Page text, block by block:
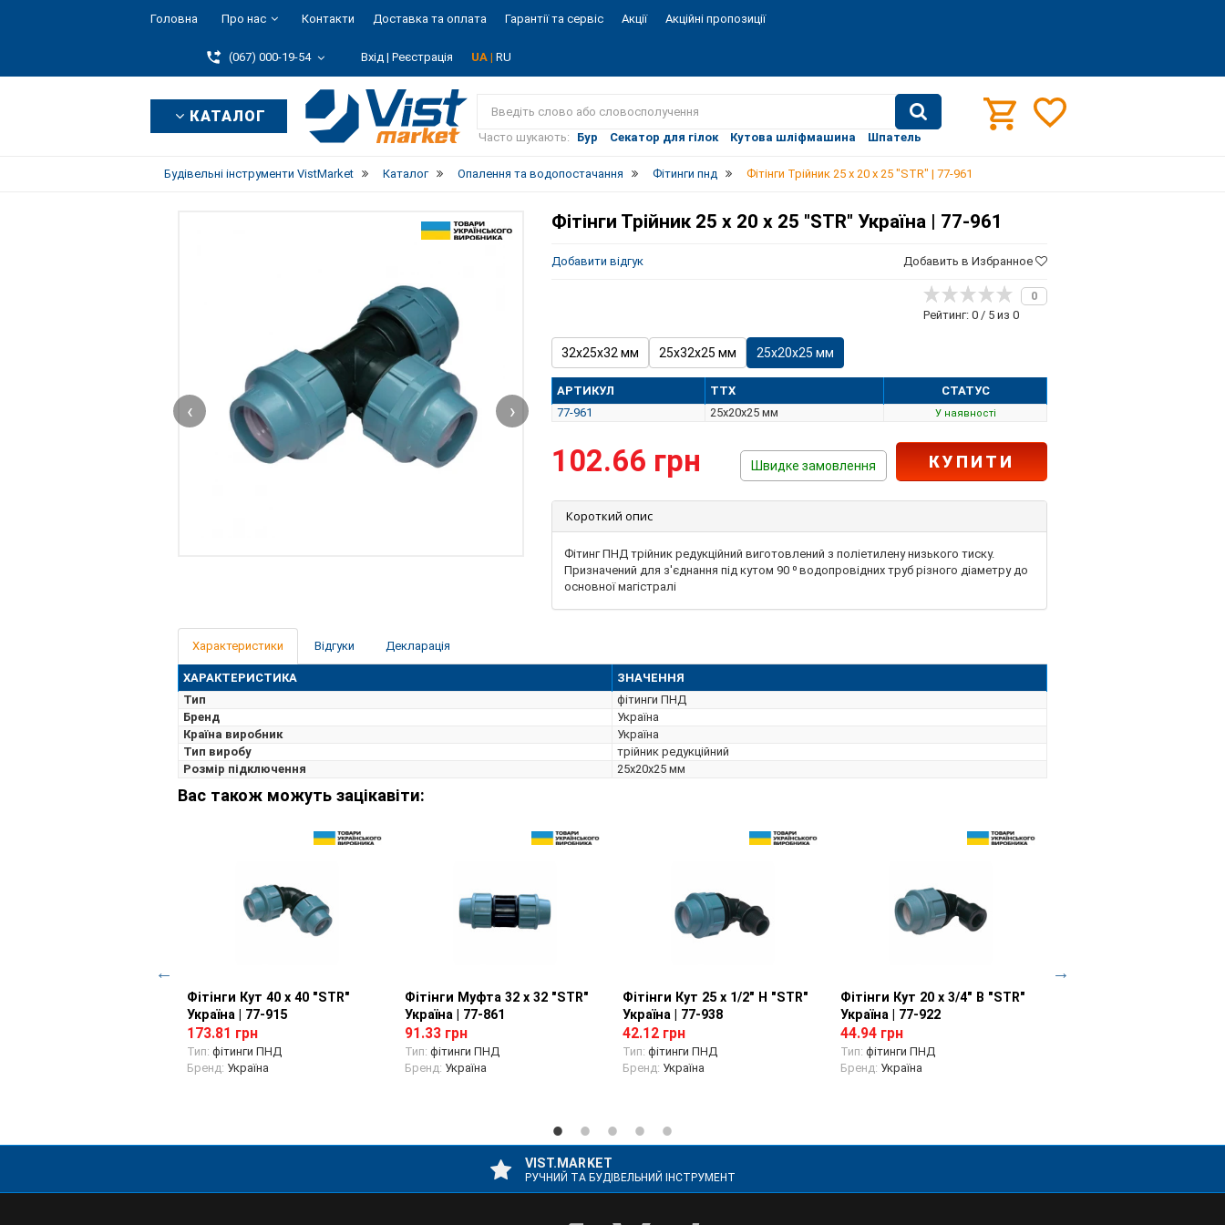
Головна Про нас Контакти Доставка та оплата Гарантії та сервіс Акції Акційні пропозиції
(067) 000-19-54 Вхід | Реєстрація UA | RU
КАТАЛОГ
market
Часто шукають: Бур Секатор для гілок Кутова шліфмашина Шпатель
Будівельні інструменти VistMarket Каталог Опалення та водопостачання Фітинги пнд Фітінги Трійник 25 х 20 х 25 "STR" | 77-961
‹ ›
Фітінги Трійник 25 х 20 х 25 "STR" Україна | 77-961
Добавити відгук Добавить в Избранное
0
Рейтинг: 0 / 5 из 0
32х25х32 мм 25х32х25 мм 25х20х25 мм
АРТИКУЛ ТТХ
СТАТУС
77-961
25х20х25 мм У наявності
102.66 грн Швидке замовлення КУПИТИ
Короткий опис
Фітинг ПНД трійник редукційний виготовлений з поліетилену низького тиску.
Призначений для з'єднання під кутом 90 ⁰ водопровідних труб різного діаметру до
основної магістралі
Характеристики Відгуки Декларація
ХАРАКТЕРИСТИКА
ЗНАЧЕННЯ
Тип
фітинги ПНД
Бренд
Україна
Країна виробник
Україна
Тип виробу
трійник редукційний
Розмір підключення
25х20х25 мм
Вас також можуть зацікавіти:
Перегляд товару
Фітінги Кут 40 х 40 "STR"
Україна | 77-915
173.81 грн
Тип: фітинги ПНД
Бренд: Україна
Перегляд товару
Фітінги Муфта 32 х 32 "STR"
Україна | 77-861
91.33 грн
Тип: фітинги ПНД
Бренд: Україна
Перегляд товару
Фітінги Кут 25 х 1/2" Н "STR"
Україна | 77-938
42.12 грн
Тип: фітинги ПНД
Бренд: Україна
Перегляд товару
Фітінги Кут 20 х 3/4" В "STR"
Україна | 77-922
44.94 грн
Тип: фітинги ПНД
Бренд: Україна
VIST.MARKET
РУЧНИЙ ТА БУДІВЕЛЬНИЙ ІНСТРУМЕНТ